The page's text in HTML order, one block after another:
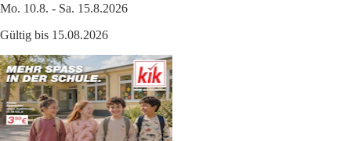
Mo. 10.8. - Sa. 15.8.2026
Gültig bis 15.08.2026